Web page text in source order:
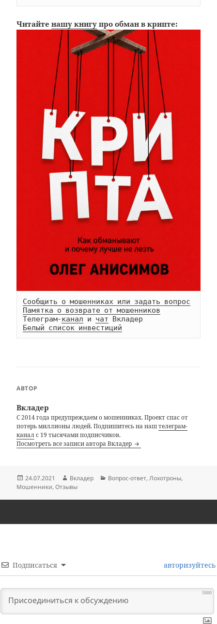
Читайтенашу книгу про обман в крипте:
Сообщить о мошенниках или задать вопрос
Памятка о возврате от мошенников
Телеграм-канал и чат
Белый список инвестиций
АВТОР
Вкладер
С 2014 года предупреждаем о мошенниках. Проект спас от
потерь миллионы людей. Подпишитесь на наштелеграм-
каналс 19 тысячами подписчиков.
Посмотреть все записи автора Вкладер
Опубликовано
24.07.2021 Автор
Вкладер Рубрики
Вопрос-ответ,Лохотроны,
Мошенники,Отзывы
Подписаться авторизуйтесь
5000